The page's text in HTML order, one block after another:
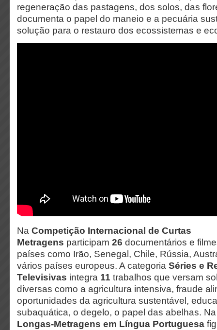
regeneração das pastagens, dos solos, das
documenta o papel do maneio e a pecuária
solução para o restauro dos ecossistemas e
Na Competição Internacional de Curtas
Metragens participam 26 documentários e
países como Irão, Senegal, Chile, Rússia,
vários países europeus. A categoria Séries e
Televisivas integra 11 trabalhos que versam
diversas como a agricultura intensiva, fraude
oportunidades da agricultura sustentável,
subaquática, o degelo, o papel das abelhas.
Longas-Metragens em Língua Portuguesa